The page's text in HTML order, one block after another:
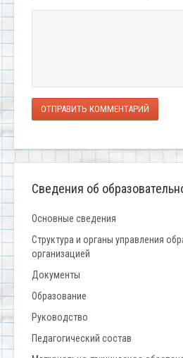
ОТПРАВИТЬ КОММЕНТАРИЙ
Сведения об
Основные сведения
Структура и органы управления
организацией
Документы
Образование
Руководство
Педагогический состав